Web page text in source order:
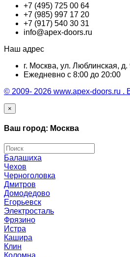
+7 (495) 725 00 64
+7 (985) 997 17 20
+7 (917) 540 30 31
info@apex-doors.ru
Наш адрес
г. Москва, ул. Люблинская, д.
Ежедневно с 8:00 до 20:00
© 2009- 2026 www.apex-doors.ru
×
Ваш город: Москва
Балашиха
Чехов
Черноголовка
Дмитров
Домодедово
Егорьевск
Электросталь
Фрязино
Истра
Кашира
Клин